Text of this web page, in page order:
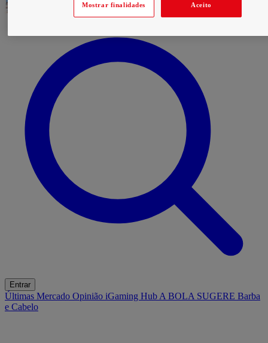
Entrar
Últimas Mercado Opinião iGaming Hub A BOLA SUGERE Barba
e Cabelo
Mostrar finalidades Aceito